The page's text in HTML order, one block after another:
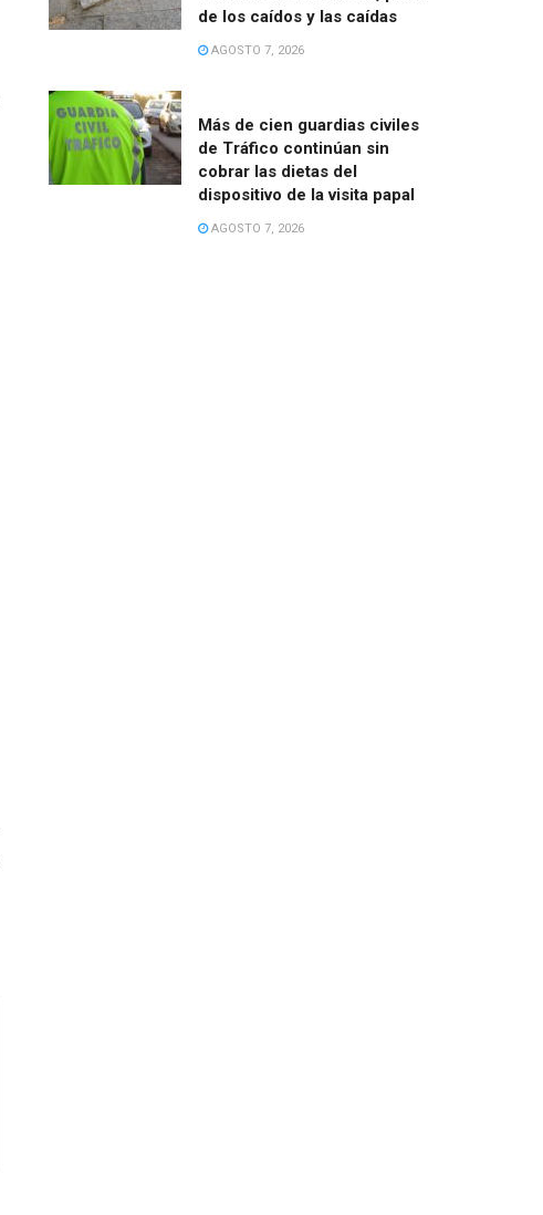
de los caídos y las caídas
AGOSTO 7, 2026
Más de cien guardias civiles
de Tráfico continúan sin
cobrar las dietas del
dispositivo de la visita papal
AGOSTO 7, 2026